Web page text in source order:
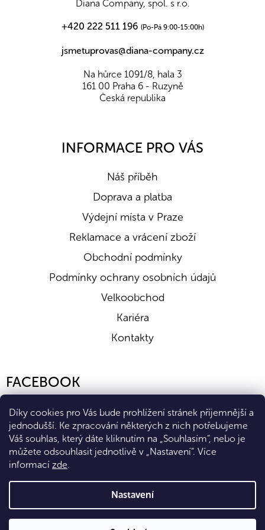
Díky cookies pro Vás bude prohlížení stránek příjemnější a
jednodušší. Ke zpracování některých z nich potřebujeme
Váš souhlas, který dáte kliknutím na „Souhlasím“, nebo je
můžete odsouhlasit jednotlivě v „Nastavení“. Více
informací zde.
Nastavení
Diana Company, spol. s r.o.
+420 222 511 196 (Po-Pá 9:00-15:00h)
jsmetuprovas@diana-company.cz
Na hůrce 1091/8, hala 3
161 00 Praha 6 - Ruzyně
Česká republika
INFORMACE PRO VÁS
Náš příběh
Doprava a platba
Výdejní místa v Praze
Reklamace a vrácení zboží
Obchodní podmínky
Podmínky ochrany osobních údajů
Velkoobchod
Kariéra
Kontakty
FACEBOOK
Vytvořil Shoptet Premium
Copyright 2026Eshop Diana Company, spol. s r.o.. Všechna